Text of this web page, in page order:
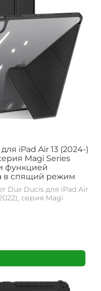
iPad Air 13 (2024-)
Magi Series
функцией
в спящий режим
Dux Ducis для iPad Air
серия Magi